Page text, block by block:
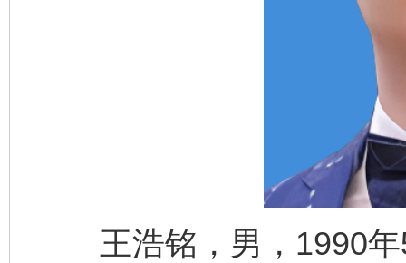
王浩铭，男，1990年